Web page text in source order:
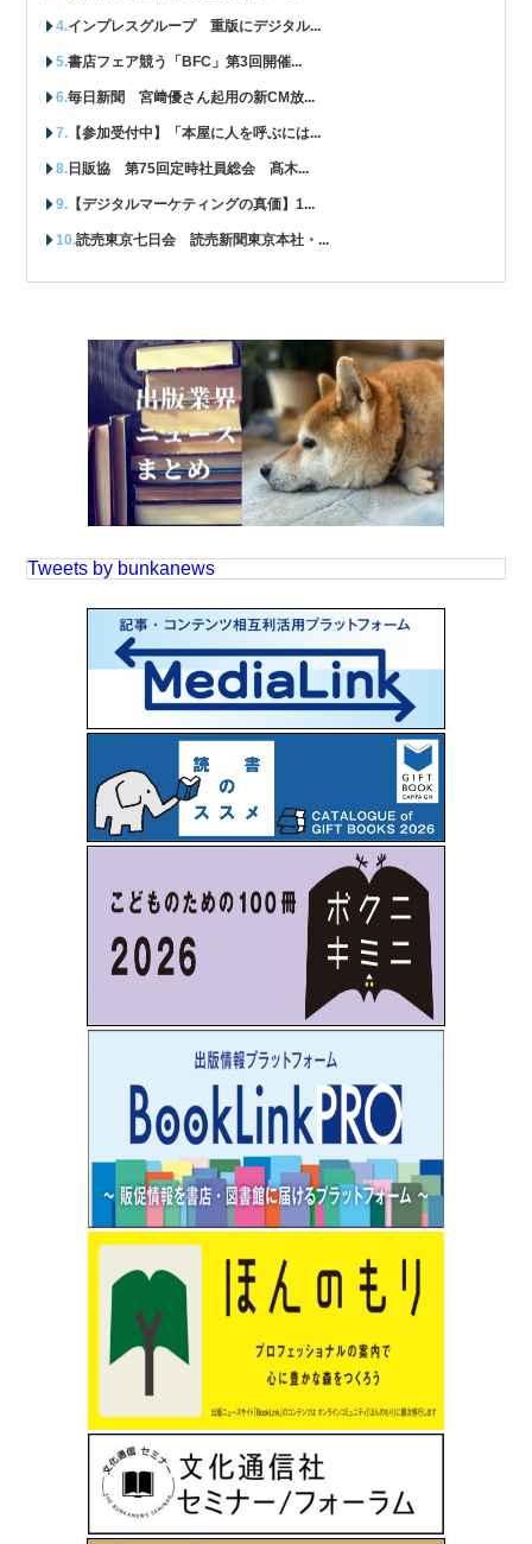
インプレスグループ 重版にデジタル...
書店フェア競う「BFC」第3回開催...
毎日新聞 宮﨑優さん起用の新CM放...
【参加受付中】「本屋に人を呼ぶには...
日販協 第75回定時社員総会 髙木...
【デジタルマーケティングの真価】1...
読売東京七日会 読売新聞東京本社・...
Tweets by bunkanews